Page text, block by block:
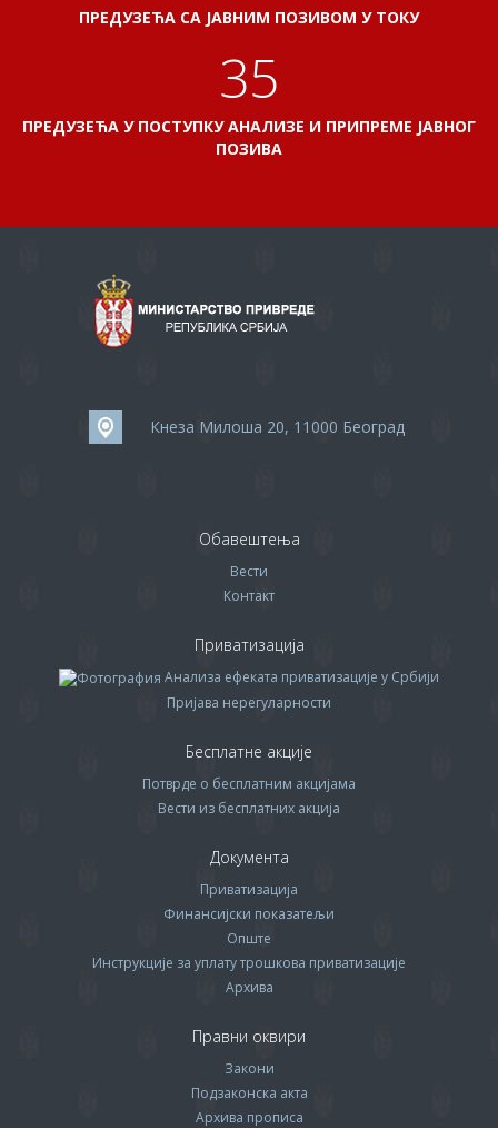
ПРЕДУЗЕЋА СА ЈАВНИМ ПОЗИВОМ У ТОКУ
38
ПРЕДУЗЕЋА У ПОСТУПКУ АНАЛИЗЕ И ПРИПРЕМЕ ЈАВНОГ
ПОЗИВА
Кнеза Милоша 20, 11000 Београд
Обавештења
Вести
Контакт
Приватизација
Анализа ефеката приватизације у Србији
Пријава нерегуларности
Бесплатне акције
Потврде о бесплатним акцијама
Вести из бесплатних акција
Документа
Приватизација
Финансијски показатељи
Опште
Инструкције за уплату трошкова приватизације
Архива
Правни оквири
Закони
Подзаконска акта
Архива прописa